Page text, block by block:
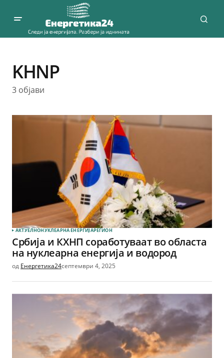
KHNP
3 објави
АКТУЕЛНОНУКЛЕАРНА ЕНЕРГИЈАРЕГИОН
Србија и КХНП соработуваат во областа
на нуклеарна енергија и водород
од Енергетика24септември 4, 2025